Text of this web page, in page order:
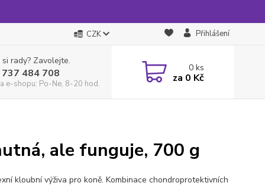
CZK Přihlášení
rady? Zavolejte.
484 708
e-shopu: Po-Ne, 8-20 hod.
0ks
za 0 Kč
ale funguje, 700 g
kloubní výživa pro koně. Kombinace chondroprotektivních